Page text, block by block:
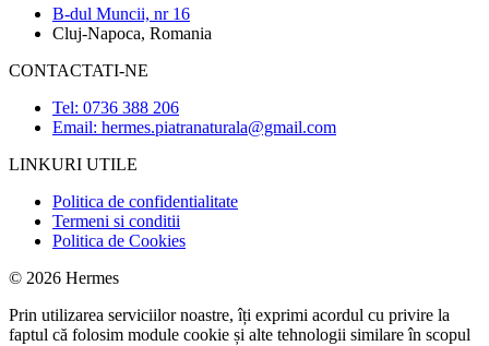
B-dul Muncii, nr 16
Cluj-Napoca, Romania
CONTACTATI-NE
Tel: 0736 388 206
Email: hermes.piatranaturala@gmail.com
LINKURI UTILE
Politica de confidentialitate
Termeni si conditii
Politica de Cookies
© 2026 Hermes
Prin utilizarea serviciilor noastre, îți exprimi acordul cu privire la
faptul că folosim module cookie și alte tehnologii similare în scopul